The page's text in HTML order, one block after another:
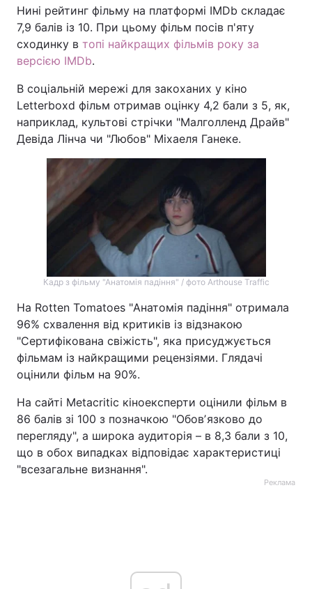
Нині рейтинг фільму на платформі IMDb складає
7,9 балів із 10. При цьому фільм посів п'яту
сходинку в топі найкращих фільмів року за
версією IMDb.
В соціальній мережі для закоханих у кіно
Letterboxd фільм отримав оцінку 4,2 бали з 5, як,
наприклад, культові стрічки "Малголленд Драйв"
Девіда Лінча чи "Любов" Міхаеля Ганеке.
Кадр з фільму "Анатомія падіння" / фото Arthouse Traffic
На Rotten Tomatoes "Анатомія падіння" отримала
96% схвалення від критиків із відзнакою
"Сертифікована свіжість", яка присуджується
фільмам із найкращими рецензіями. Глядачі
оцінили фільм на 90%.
На сайті Metacritic кіноексперти оцінили фільм в
86 балів зі 100 з позначкою "Обовʼязково до
перегляду", а широка аудиторія – в 8,3 бали з 10,
що в обох випадках відповідає характеристиці
"всезагальне визнання".
Реклама